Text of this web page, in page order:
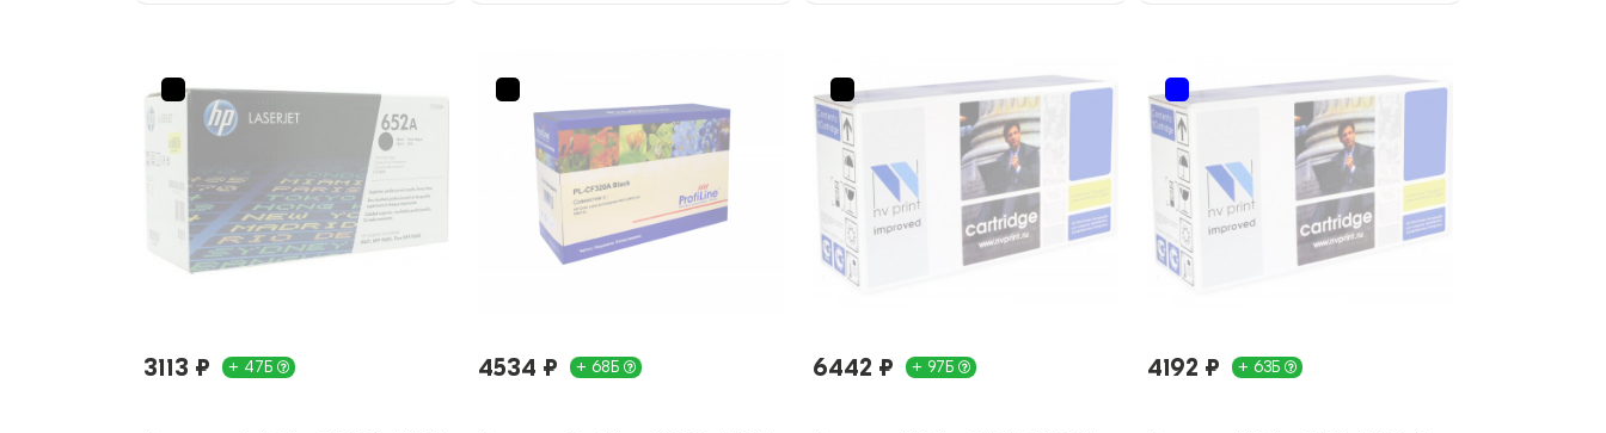
3113 ₽ + 47Б 4534 ₽ + 68Б 6442 ₽ + 97Б 4192 ₽ + 63Б